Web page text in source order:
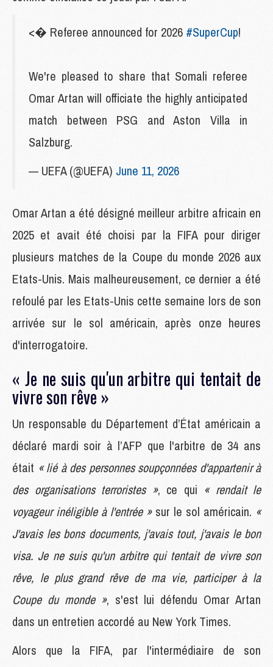
<� Referee announced for 2026 #SuperCup!
We're pleased to share that Somali referee
Omar Artan will officiate the highly anticipated
match between PSG and Aston Villa in
Salzburg.
— UEFA (@UEFA) June 11, 2026
Omar Artan a été désigné meilleur arbitre africain en
2025 et avait été choisi par la FIFA pour diriger
plusieurs matches de la Coupe du monde 2026 aux
Etats-Unis. Mais malheureusement, ce dernier a été
refoulé par les Etats-Unis cette semaine lors de son
arrivée sur le sol américain, après onze heures
d'interrogatoire.
« Je ne suis qu'un arbitre qui tentait de
vivre son rêve »
Un responsable du Département d’État américain a
déclaré mardi soir à l’AFP que l'arbitre de 34 ans
était « lié à des personnes soupçonnées d'appartenir à
des organisations terroristes », ce qui « rendait le
voyageur inéligible à l'entrée »sur le sol américain. «
J'avais les bons documents, j'avais tout, j'avais le bon
visa. Je ne suis qu'un arbitre qui tentait de vivre son
rêve, le plus grand rêve de ma vie, participer à la
Coupe du monde », s'est lui défendu Omar Artan
dans un entretien accordé au New York Times.
Alors que la FIFA, par l'intermédiaire de son